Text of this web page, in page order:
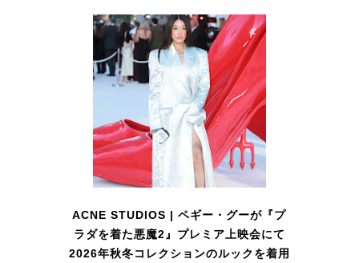
ACNE STUDIOS | ペギー・グーが『プ
ラダを着た悪魔2』プレミア上映会にて
2026年秋冬コレクションのルックを着用